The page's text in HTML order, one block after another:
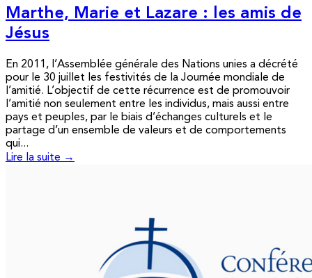
Marthe, Marie et Lazare : les amis de
Jésus
En 2011, l’Assemblée générale des Nations unies a décrété
pour le 30 juillet les festivités de la Journée mondiale de
l’amitié. L’objectif de cette récurrence est de promouvoir
l’amitié non seulement entre les individus, mais aussi entre
pays et peuples, par le biais d’échanges culturels et le
partage d’un ensemble de valeurs et de comportements
qui...
Lire la suite →